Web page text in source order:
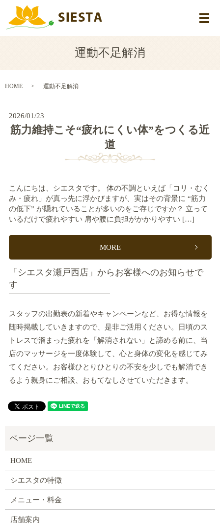
メ
運動不足解消
HOME 運動不足解消
2026/01/23
筋力維持こそ“疲れにくい体”をつくる近
道
こんにちは、シエスタです。 体の不調といえば「コリ・むく
み・疲れ」が真っ先に浮かびますが、実はその背景に “筋力
の低下” が隠れていることが多いのをご存じですか？ 立って
いるだけで疲れやすい 肩や腰に負担がかかりやすい […]
MORE
「シエスタ瀬戸西店」からお客様へのお知らせで
す
スタッフの出勤表の新着やキャンペーンなど、お得な情報を
随時掲載していきますので、是非ご活用ください。日頃のス
トレスで溜まった疲れを「解消されない」と諦める前に、当
店のマッサージを一度体験して、心と身体の変化を感じてみ
てください。お客様ひとりひとりの不安を少しでも解消でき
るよう親身にご相談、おもてなしさせていただきます。
HOME
シエスタの特徴
メニュー・料金
店舗案内